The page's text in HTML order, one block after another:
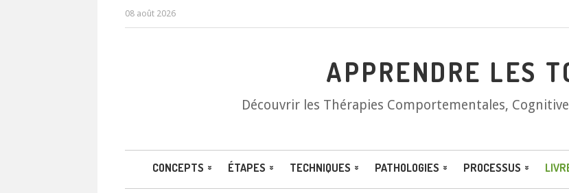
08 août 2026
APPRENDRE LES
Découvrir les Thérapies Comportementales,
CONCEPTS ÉTAPES TECHNIQUES PATHOLOGIES PROCESSUS